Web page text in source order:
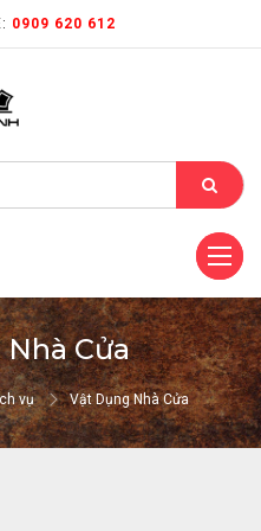
0909 620 612
Cửa
vụ Vật Dụng Nhà Cửa